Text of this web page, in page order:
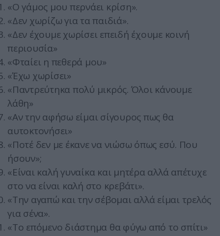
«Ο γάμος μου περνάει κρίση».
«Δεν χωρίζω για τα παιδιά».
«Δεν έχουμε χωρίσει επειδή έχουμε κοινή
περιουσία»
«Φταίει η πεθερά μου»
«Έχω χωρίσει»
«Παντρεύτηκα πολύ μικρός. Όλοι κάνουμε
λάθη»
«Αν την αφήσω είμαι σίγουρος πως θα
αυτοκτονήσει»
«Ποτέ δεν με έκανε να νιώσω όπως εσύ. Που
ήσουν»;
«Είναι καλή γυναίκα και μητέρα αλλά απέτυχε
στο να είναι καλή στο κρεβάτι».
«Την αγαπώ και την σέβομαι αλλά είμαι τρελός
για σένα».
«Το επόμενο διάστημα θα φύγω από το σπίτι»